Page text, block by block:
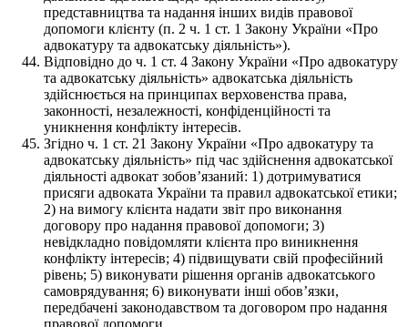
представництва та надання інших видів правової
допомоги клієнту (п. 2 ч. 1 ст. 1 Закону України «Про
адвокатуру та адвокатську діяльність»).
Відповідно до ч. 1 ст. 4 Закону України «Про адвокатуру
та адвокатську діяльність» адвокатська діяльність
здійснюється на принципах верховенства права,
законності, незалежності, конфіденційності та
уникнення конфлікту інтересів.
Згідно ч. 1 ст. 21 Закону України «Про адвокатуру та
адвокатську діяльність» під час здійснення адвокатської
діяльності адвокат зобов’язаний: 1) дотримуватися
присяги адвоката України та правил адвокатської етики;
2) на вимогу клієнта надати звіт про виконання
договору про надання правової допомоги; 3)
невідкладно повідомляти клієнта про виникнення
конфлікту інтересів; 4) підвищувати свій професійний
рівень; 5) виконувати рішення органів адвокатського
самоврядування; 6) виконувати інші обов’язки,
передбачені законодавством та договором про надання
правової допомоги.